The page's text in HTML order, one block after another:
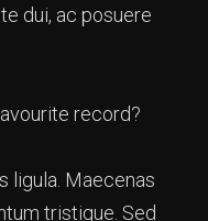
dui, ac posuere
record?
ligula. Maecenas
tristique. Sed